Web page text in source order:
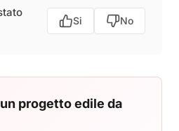
Si No
progetto edile da